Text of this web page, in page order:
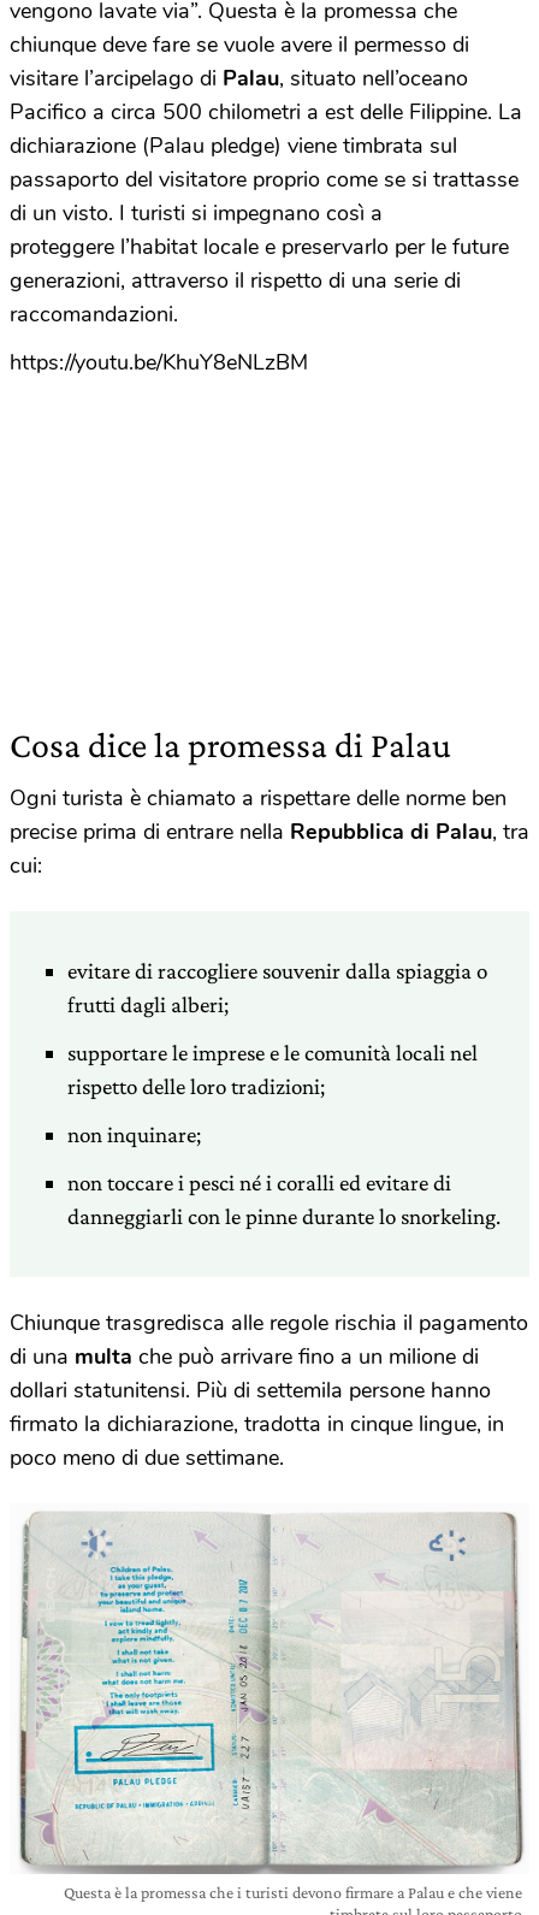
vengono lavate via”. Questa è la promessa che
chiunque deve fare se vuole avere il permesso di
visitare l’arcipelago di Palau, situato nell’oceano
Pacifico a circa 500 chilometri a est delle Filippine. La
dichiarazione (Palau pledge) viene timbrata sul
passaporto del visitatore proprio come se si trattasse
di un visto. I turisti si impegnano così a
proteggere l’habitat locale e preservarlo per le future
generazioni, attraverso il rispetto di una serie di
raccomandazioni.
https://youtu.be/KhuY8eNLzBM
Cosa dice la promessa di Palau
Ogni turista è chiamato a rispettare delle norme ben
precise prima di entrare nella Repubblica di Palau, tra
cui:
evitare di raccogliere souvenir dalla spiaggia o
frutti dagli alberi;
supportare le imprese e le comunità locali nel
rispetto delle loro tradizioni;
non inquinare;
non toccare i pesci né i coralli ed evitare di
danneggiarli con le pinne durante lo snorkeling.
Chiunque trasgredisca alle regole rischia il pagamento
di una multa che può arrivare fino a un milione di
dollari statunitensi. Più di settemila persone hanno
firmato la dichiarazione, tradotta in cinque lingue, in
poco meno di due settimane.
Questa è la promessa che i turisti devono firmare a Palau e che viene